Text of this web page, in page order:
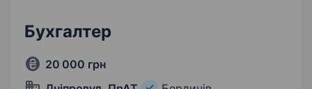
Бухгалтер
20 000 грн